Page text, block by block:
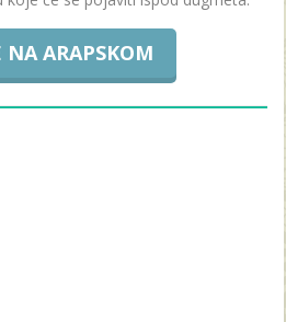
ARAPSKOM